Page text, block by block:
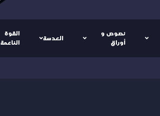
نصوص و
أوراق
العدسة
القوة
الناعمة